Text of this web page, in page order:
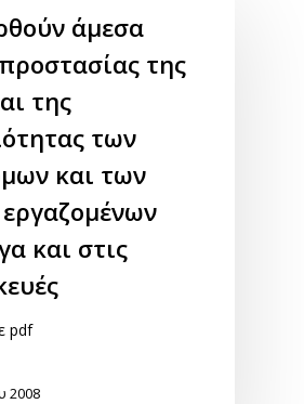
άμεσα
της
της
των
και των
και στις
pdf
2008